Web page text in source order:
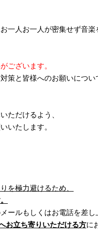
一人お一人が密集せず音
ございます。
策と皆様へのお願いにつ
ただけるよう、
いたします。
を極力避けるため、
ールもしくはお電話を差し
お立ち寄りいただける方に